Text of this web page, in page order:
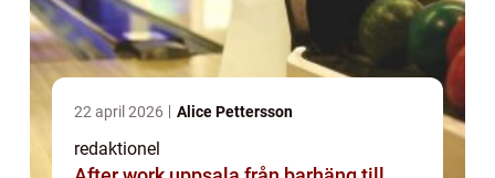
22 april 2026 Alice Pettersson
redaktionel